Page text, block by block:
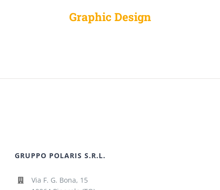
Graphic Design
GRUPPO POLARIS S.R.L.
Via F. G. Bona, 15